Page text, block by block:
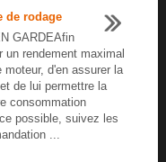
de rodage
GARDEAfin
un rendement maximal
moteur, d'en assurer la
de lui permettre la
consommation
possible, suivez les
...